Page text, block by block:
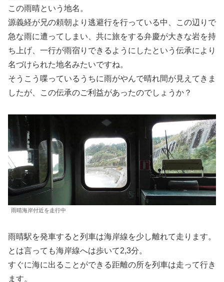
この雨晴という地名。
源義経が兄の頼朝より逃避行を行っている中、この辺りで
急な雨に遭ってしまい、共に旅をする弁慶が大きな岩を持
ち上げ、一行が雨宿りできるようにしたという伝承により
名づけられた地名みたいですね。
そうこう喋っているうちに雨がやんで晴れ間が見えてきま
したが、この伝承のご利益があったのでしょうか？
雨晴海岸付近を走行中
雨晴駅を発車すると列車は海岸線を少し離れて走ります。
とは言っても海岸線へは歩いて2,3分。
すぐに海に出ることができる距離の所を列車は走って行き
ます。